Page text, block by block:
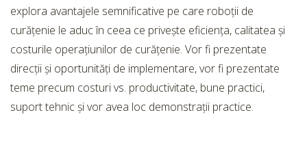
explora avantajele semnificative pe care roboții de
curățenie le aduc în ceea ce privește eficiența, calitatea și
costurile operațiunilor de curățenie. Vor fi prezentate
direcții și oportunități de implementare, vor fi prezentate
teme precum costuri vs. productivitate, bune practici,
suport tehnic și vor avea loc demonstrații practice.